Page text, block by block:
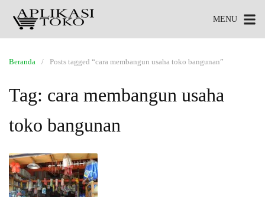
MENU
Beranda Posts tagged “cara membangun usaha toko bangunan”
Tag: cara membangun usaha
toko bangunan